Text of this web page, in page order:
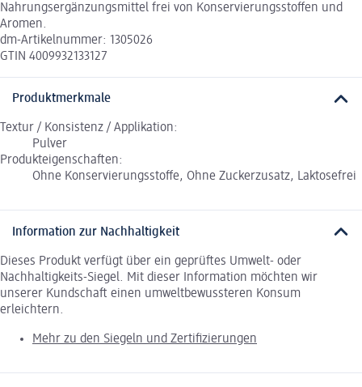
Nahrungsergänzungsmittel frei von Konservierungsstoffen und
Aromen.
dm-Artikelnummer: 1305026
GTIN 4009932133127
Produktmerkmale
Textur / Konsistenz / Applikation:
Pulver
Produkteigenschaften:
Ohne Konservierungsstoffe, Ohne Zuckerzusatz, Laktosefrei
Information zur Nachhaltigkeit
Dieses Produkt verfügt über ein geprüftes Umwelt- oder
Nachhaltigkeits-Siegel. Mit dieser Information möchten wir
unserer Kundschaft einen umweltbewussteren Konsum
erleichtern.
Mehr zu den Siegeln und Zertifizierungen